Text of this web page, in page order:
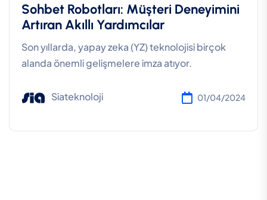
Sohbet Robotları: Müşteri Deneyimini
Artıran Akıllı Yardımcılar
Son yıllarda, yapay zeka (YZ) teknolojisi birçok
alanda önemli gelişmelere imza atıyor.
Siateknoloji 01/04/2024